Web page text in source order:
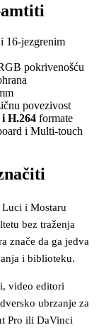
16-jezgrenim
pokrivenošću
povezivost
H.264 formate
i Multi-touch
i Mostaru
bez traženja
znače da ga jedva
i biblioteku.
video editori
ubrzanje za
Pro ili DaVinci